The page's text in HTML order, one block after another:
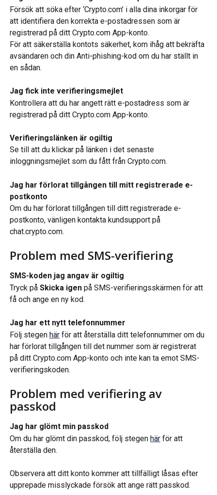
Försök att söka efter ‘Crypto.com’ i alla dina inkorgar för
att identifiera den korrekta e-postadressen som är
registrerad på ditt Crypto.com App-konto.
För att säkerställa kontots säkerhet, kom ihåg att bekräfta
avsändaren och din Anti-phishing-kod om du har ställt in
en sådan.
Jag fick inte verifieringsmejlet
Kontrollera att du har angett rätt e-postadress som är
registrerad på ditt Crypto.com App-konto.
Verifieringslänken är ogiltig
Se till att du klickar på länken i det senaste
inloggningsmejlet som du fått från Crypto.com.
Jag har förlorat tillgången till mitt registrerade e-
postkonto
Om du har förlorat tillgången till ditt registrerade e-
postkonto, vänligen kontakta kundsupport på
chat.crypto.com.
Problem med SMS-verifiering
SMS-koden jag angav är ogiltig
Tryck på Skicka igen på SMS-verifieringsskärmen för att
få och ange en ny kod.
Jag har ett nytt telefonnummer
Följ stegen här för att återställa ditt telefonnummer om du
har förlorat tillgången till det nummer som är registrerat
på ditt Crypto.com App-konto och inte kan ta emot SMS-
verifieringskoden.
Problem med verifiering av
passkod
Jag har glömt min passkod
Om du har glömt din passkod, följ stegen här för att
återställa den.
Observera att ditt konto kommer att tillfälligt låsas efter
upprepade misslyckade försök att ange rätt passkod.